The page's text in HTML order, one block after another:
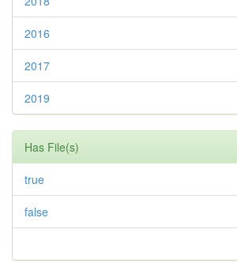
2016
2017
2019
Has File(s)
true
false